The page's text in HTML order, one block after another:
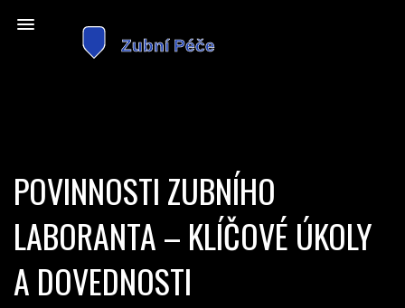
POVINNOSTI ZUBNÍHO
LABORANTA – KLÍČOVÉ ÚKOLY
A DOVEDNOSTI